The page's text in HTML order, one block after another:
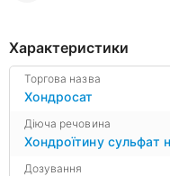
Характеристики
Торгова назва
Хондросат
Діюча речовина
Хондроїтину сульфат
Дозування